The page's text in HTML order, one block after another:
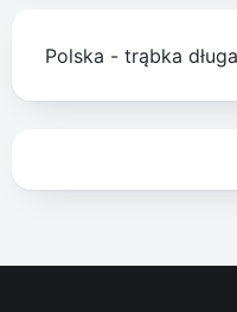
Polska - trąbka